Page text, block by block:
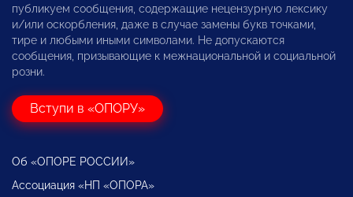
публикуем сообщения, содержащие нецензурную лексику
и/или оскорбления, даже в случае замены букв точками,
тире и любыми иными символами. Не допускаются
сообщения, призывающие к межнациональной и социальной
розни.
Вступи в «ОПОРУ»
Об «ОПОРЕ РОССИИ»
Ассоциация «НП «ОПОРА»